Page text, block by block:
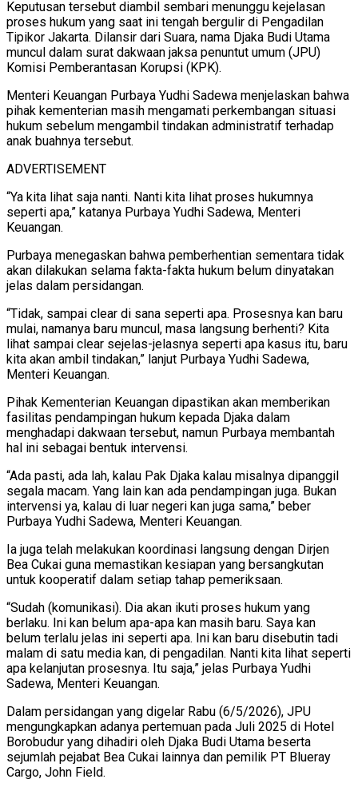
Keputusan tersebut diambil sembari menunggu kejelasan
proses hukum yang saat ini tengah bergulir di Pengadilan
Tipikor Jakarta. Dilansir dari Suara, nama Djaka Budi Utama
muncul dalam surat dakwaan jaksa penuntut umum (JPU)
Komisi Pemberantasan Korupsi (KPK).
Menteri Keuangan Purbaya Yudhi Sadewa menjelaskan bahwa
pihak kementerian masih mengamati perkembangan situasi
hukum sebelum mengambil tindakan administratif terhadap
anak buahnya tersebut.
ADVERTISEMENT
“Ya kita lihat saja nanti. Nanti kita lihat proses hukumnya
seperti apa,” katanya Purbaya Yudhi Sadewa, Menteri
Keuangan.
Purbaya menegaskan bahwa pemberhentian sementara tidak
akan dilakukan selama fakta-fakta hukum belum dinyatakan
jelas dalam persidangan.
“Tidak, sampai clear di sana seperti apa. Prosesnya kan baru
mulai, namanya baru muncul, masa langsung berhenti? Kita
lihat sampai clear sejelas-jelasnya seperti apa kasus itu, baru
kita akan ambil tindakan,” lanjut Purbaya Yudhi Sadewa,
Menteri Keuangan.
Pihak Kementerian Keuangan dipastikan akan memberikan
fasilitas pendampingan hukum kepada Djaka dalam
menghadapi dakwaan tersebut, namun Purbaya membantah
hal ini sebagai bentuk intervensi.
“Ada pasti, ada lah, kalau Pak Djaka kalau misalnya dipanggil
segala macam. Yang lain kan ada pendampingan juga. Bukan
intervensi ya, kalau di luar negeri kan juga sama,” beber
Purbaya Yudhi Sadewa, Menteri Keuangan.
Ia juga telah melakukan koordinasi langsung dengan Dirjen
Bea Cukai guna memastikan kesiapan yang bersangkutan
untuk kooperatif dalam setiap tahap pemeriksaan.
“Sudah (komunikasi). Dia akan ikuti proses hukum yang
berlaku. Ini kan belum apa-apa kan masih baru. Saya kan
belum terlalu jelas ini seperti apa. Ini kan baru disebutin tadi
malam di satu media kan, di pengadilan. Nanti kita lihat seperti
apa kelanjutan prosesnya. Itu saja,” jelas Purbaya Yudhi
Sadewa, Menteri Keuangan.
Dalam persidangan yang digelar Rabu (6/5/2026), JPU
mengungkapkan adanya pertemuan pada Juli 2025 di Hotel
Borobudur yang dihadiri oleh Djaka Budi Utama beserta
sejumlah pejabat Bea Cukai lainnya dan pemilik PT Blueray
Cargo, John Field.